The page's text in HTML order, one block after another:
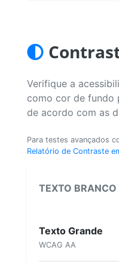
Verifique a
como cor de fundo
de acordo com as
Para testes avançados
Relatório de Contraste
TEXTO BRANCO
Texto Grande
WCAG AA